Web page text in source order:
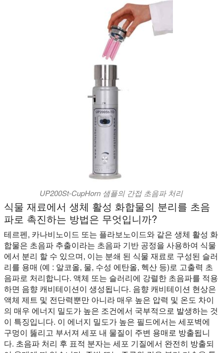
UP200St-CupHorn 샘플의 간접 초음파 처리
식물 재료에서 생체 활성 화합물의 분리를 초음
파로 촉진하는 방법은 무엇입니까?
테르펜, 카나비노이드 또는 플라보노이드와 같은 생체 활성 화
합물은 초음파 추출이라는 초음파 기반 공정을 사용하여 식물
에서 분리 할 수 있으며, 이는 분쇄 된 식물 재료로 구성된 슬러
리를 용매 (예 : 알코올, 물, 수성 에탄올, 헥산 등)로 고출력 초
음파로 처리합니다. 액체 또는 슬러리에 강렬한 초음파를 적용
하면 음향 캐비테이션이 생성됩니다. 음향 캐비테이션 현상은
액체 제트 및 전단력뿐만 아니라 매우 높은 압력 및 온도 차이
의 매우 에너지 밀도가 높은 조건에서 국부적으로 발생하는 것
이 특징입니다. 이 에너지 밀도가 높은 필드에서는 세포벽에
구멍이 뚫리고 부서져 세포 내 물질이 주변 용매로 방출됩니
다. 초음파 처리 후 표적 분자는 세포 기질에서 완전히 방출되